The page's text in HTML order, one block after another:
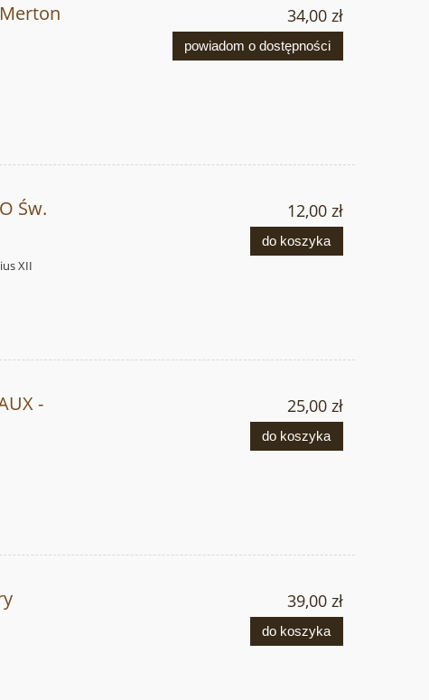
34,00 zł
powiadom o dostępności
Św.
XII
12,00 zł
do koszyka
- 25,00 zł
do koszyka
39,00 zł
do koszyka